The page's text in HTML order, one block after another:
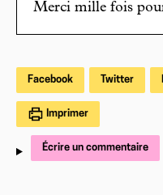
Merci mille fois
Facebook Twitter
Imprimer
Écrire un commentaire